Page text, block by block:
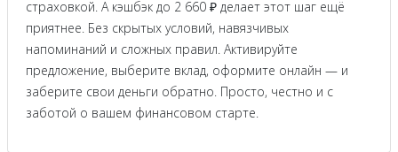
страховкой. А кэшбэк до 2 660 ₽ делает этот шаг ещё
приятнее. Без скрытых условий, навязчивых
напоминаний и сложных правил. Активируйте
предложение, выберите вклад, оформите онлайн — и
заберите свои деньги обратно. Просто, честно и с
заботой о вашем финансовом старте.